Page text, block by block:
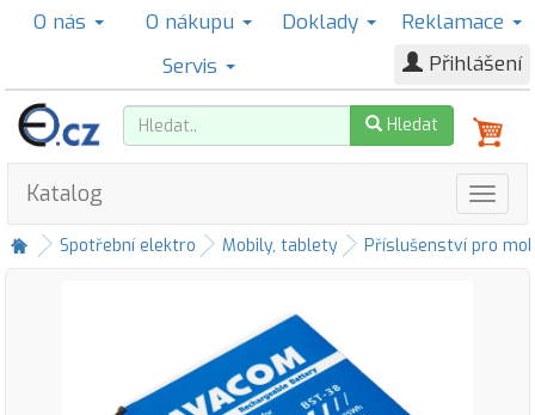
O nás O nákupu Doklady
Reklamace
Servis
Přihlášení
Hledat
Katalog
Spotřební elektro Mobily, tablety Příslušenství pro